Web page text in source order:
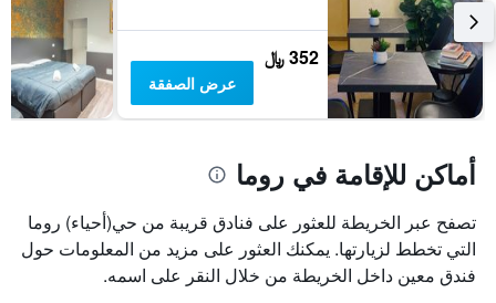
352 ﷼
عرض الصفقة
أماكن للإقامة في روما
تصفح عبر الخريطة للعثور على فنادق قريبة من حي(أحياء) روما
التي تخطط لزيارتها. يمكنك العثور على مزيد من المعلومات حول
فندق معين داخل الخريطة من خلال النقر على اسمه.